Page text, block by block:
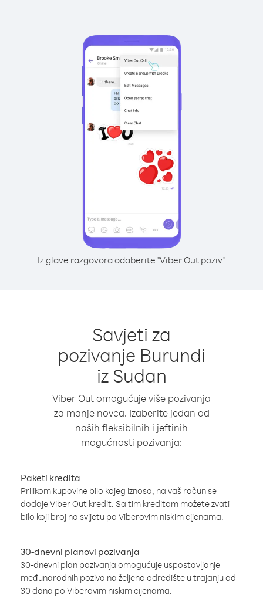
Iz glave razgovora odaberite "Viber Out poziv"
Savjeti za
pozivanje Burundi
iz Sudan
Viber Out omogućuje više pozivanja
za manje novca. Izaberite jedan od
naših fleksibilnih i jeftinih
mogućnosti pozivanja:
Paketi kredita
Prilikom kupovine bilo kojeg iznosa, na vaš račun se
dodaje Viber Out kredit. Sa tim kreditom možete zvati
bilo koji broj na svijetu po Viberovim niskim cijenama.
30-dnevni planovi pozivanja
30-dnevni plan pozivanja omogućuje uspostavljanje
međunarodnih poziva na željeno odredište u trajanju od
30 dana po Viberovim niskim cijenama.